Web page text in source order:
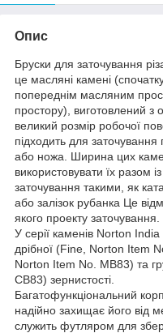
Опис
Бруски для заточування
це масляні камені
попереднім масляним
простору), виготовлений з
великий розмір робочої
підходить для заточування
або ножа. Ширина цих
використовувати їх разом
заточування такими, як
або залізок рубанка Це
якого проекту заточування.
У серії каменів Norton
дрібної (Fine, Norton Item
Norton Item No. MB83) та
CB83) зернистості.
Багатофункціональний
надійно захищає його від
служить футляром для